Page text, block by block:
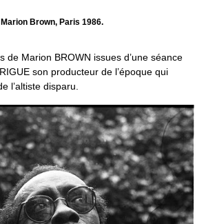
Marion Brown, Paris 1986.
de Marion BROWN issues d’une séance
son producteur de l’époque qui
l’altiste disparu.